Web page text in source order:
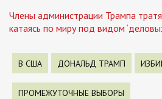
Члены администрации Трампа
катаясь по миру под видом
В США ДОНАЛЬД ТРАМП
ПРОМЕЖУТОЧНЫЕ ВЫБОРЫ